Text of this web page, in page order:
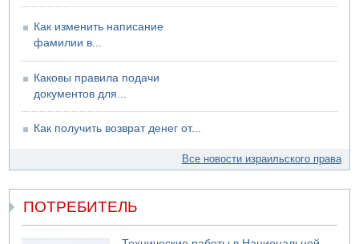
Как изменить написание
фамилии в...
Каковы правила подачи
документов для...
Как получить возврат денег от...
Все новости израильского права
ПОТРЕБИТЕЛЬ